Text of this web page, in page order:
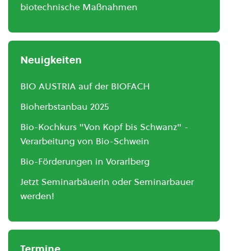
biotechnische Maßnahmen
Neuigkeiten
BIO AUSTRIA auf der BIOFACH
Bioherbstanbau 2025
Bio-Kochkurs "Von Kopf bis Schwanz" -
Verarbeitung von Bio-Schwein
Bio-Förderungen in Vorarlberg
Jetzt Seminarbäuerin oder Seminarbauer
werden!